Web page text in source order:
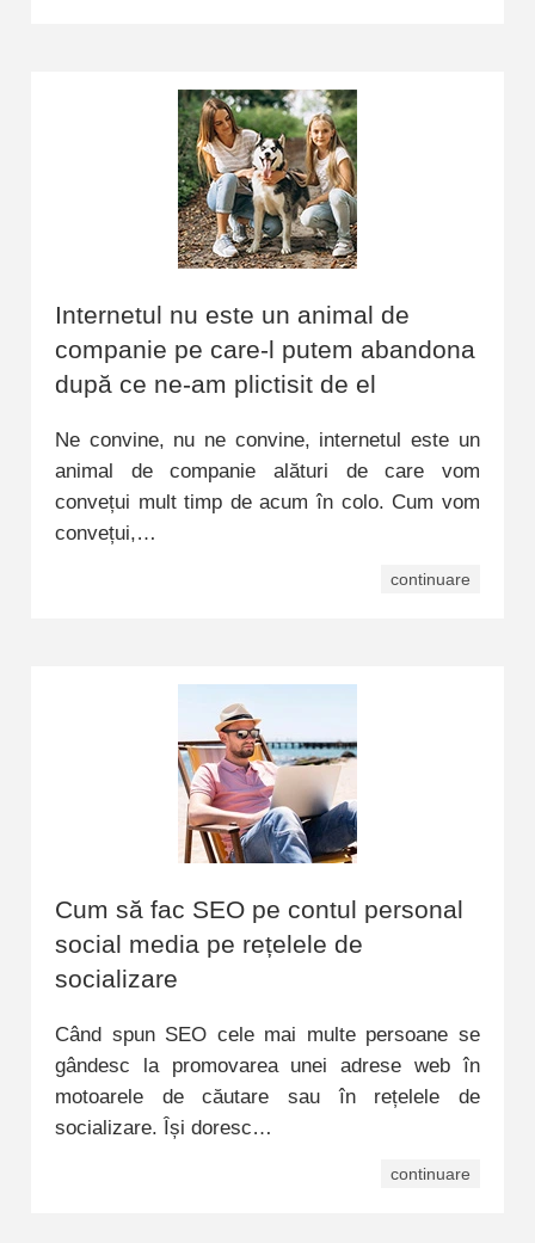
Internetul nu este un animal de
companie pe care-l putem abandona
după ce ne-am plictisit de el
Ne convine, nu ne convine, internetul este un
animal de companie alături de care vom
convețui mult timp de acum în colo. Cum vom
convețui,…
continuare
Cum să fac SEO pe contul personal
social media pe rețelele de
socializare
Când spun SEO cele mai multe persoane se
gândesc la promovarea unei adrese web în
motoarele de căutare sau în rețelele de
socializare. Își doresc…
continuare